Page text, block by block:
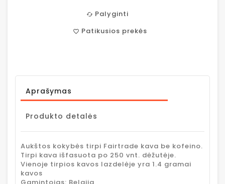
cached Palyginti
favorite_border Patikusios prekės
Aprašymas
Produkto detalės
Aukštos kokybės tirpi Fairtrade kava be kofeino.
Tirpi kava išfasuota po 250 vnt. dėžutėje.
Vienoje tirpios kavos lazdelėje yra 1.4 gramai
kavos